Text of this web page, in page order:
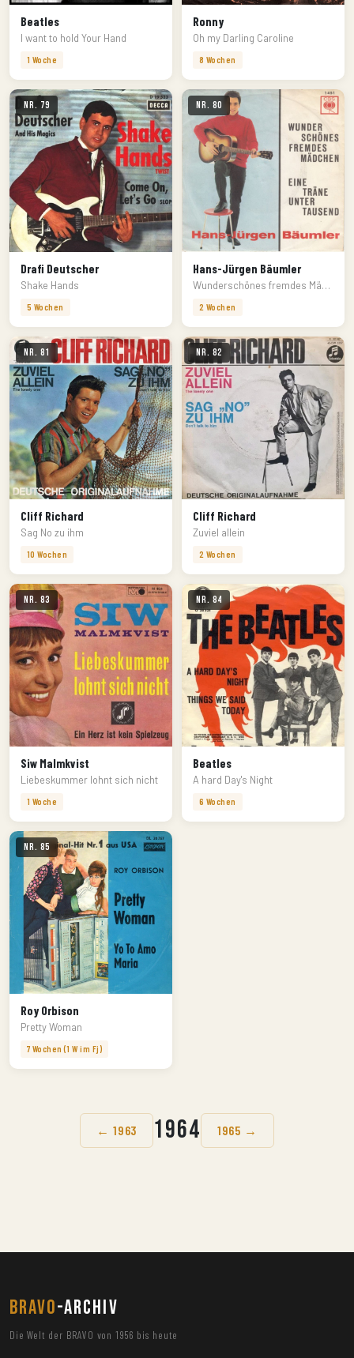
Beatles
I want to hold Your Hand
1 Woche
Ronny
Oh my Darling Caroline
8 Wochen
Nr. 79
Drafi Deutscher
Shake Hands
5 Wochen
Nr. 80
Hans-Jürgen Bäumler
Wunderschönes fremdes Mädchen
2 Wochen
Nr. 81
Cliff Richard
Sag No zu ihm
10 Wochen
Nr. 82
Cliff Richard
Zuviel allein
2 Wochen
Nr. 83
Siw Malmkvist
Liebeskummer lohnt sich nicht
1 Woche
Nr. 84
Beatles
A hard Day's Night
6 Wochen
Nr. 85
Roy Orbison
Pretty Woman
7 Wochen (1 W im Fj)
← 1963 1964 1965 →
BRAVO-ARCHIV
Die Welt der BRAVO von 1956 bis heute